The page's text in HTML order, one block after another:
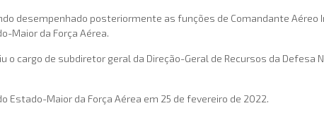
desempenhado posteriormente as funções de Comandante Aéreo
Maior da Força Aérea.
cargo de subdiretor geral da Direção-Geral de Recursos da Defesa
Estado-Maior da Força Aérea em 25 de fevereiro de 2022.